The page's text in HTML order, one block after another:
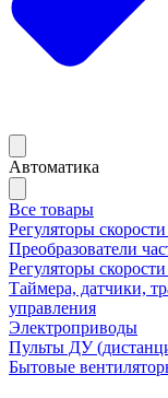
Автоматика
Все товары
Регуляторы
Преобразователи
Регуляторы
Таймера, датчики,
управления
Электроприводы
Пульты ДУ
Бытовые